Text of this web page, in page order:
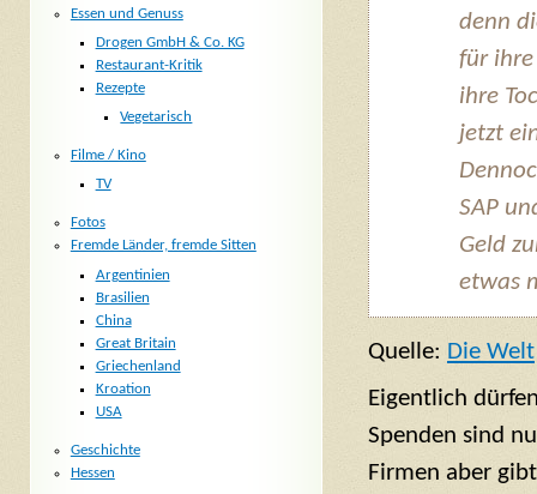
denn
für ihre
ihre
jetzt
SAP
Geld
etwas
Quelle: Die Welt
Eigentlich
Spenden sind
Firmen aber
Essen und Genuss
Drogen GmbH & Co. KG
Restaurant-Kritik
Rezepte
Vegetarisch
Filme / Kino
TV
Fotos
Fremde Länder, fremde Sitten
Argentinien
Brasilien
China
Great Britain
Griechenland
Kroation
USA
Geschichte
Hessen